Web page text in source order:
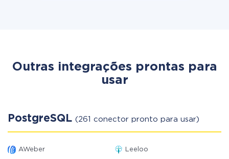
Outras integrações prontas para
usar
PostgreSQL (261 conector pronto para usar)
AWeber Leeloo